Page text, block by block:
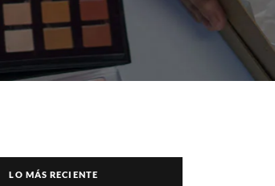
LO MÁS RECIENTE